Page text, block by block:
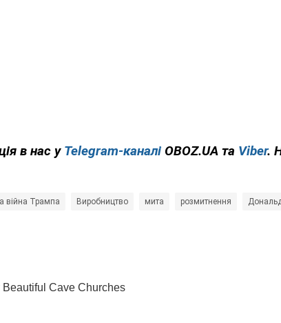
в нас у Telegram-каналі OBOZ.UA та Viber.
війна Трампа Виробництво мита розмитнення